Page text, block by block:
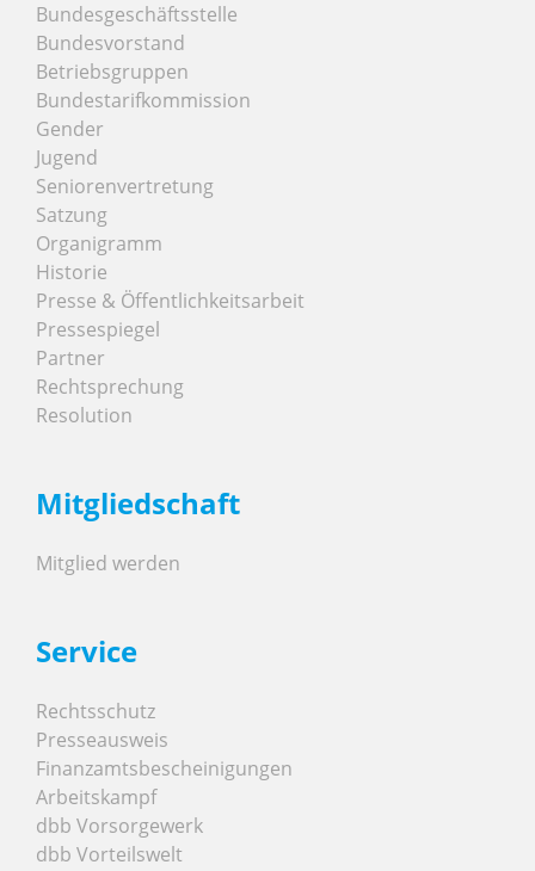
Bundesgeschäftsstelle
Bundesvorstand
Betriebsgruppen
Bundestarifkommission
Gender
Jugend
Seniorenvertretung
Satzung
Organigramm
Historie
Presse & Öffentlichkeitsarbeit
Pressespiegel
Partner
Rechtsprechung
Resolution
Mitgliedschaft
Mitglied werden
Service
Rechtsschutz
Presseausweis
Finanzamtsbescheinigungen
Arbeitskampf
dbb Vorsorgewerk
dbb Vorteilswelt